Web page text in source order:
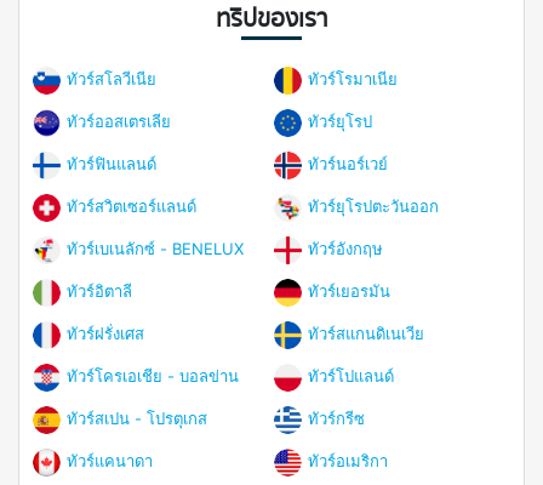
ทริปของเรา
ทัวร์สโลวีเนีย ทัวร์โรมาเนีย
ทัวร์ออสเตรเลีย ทัวร์ยุโรป
ทัวร์ฟินแลนด์ ทัวร์นอร์เวย์
ทัวร์สวิตเซอร์แลนด์ ทัวร์ยุโรปตะวันออก
ทัวร์เบเนลักซ์ - BENELUX ทัวร์อังกฤษ
ทัวร์อิตาลี ทัวร์เยอรมัน
ทัวร์ฝรั่งเศส ทัวร์สแกนดิเนเวีย
ทัวร์โครเอเชีย - บอลข่าน ทัวร์โปแลนด์
ทัวร์สเปน - โปรตุเกส ทัวร์กรีซ
ทัวร์แคนาดา ทัวร์อเมริกา